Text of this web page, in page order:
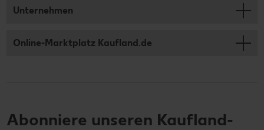
Unternehmen
Online-Marktplatz Kaufland.de
Abonniere unseren Kaufland-